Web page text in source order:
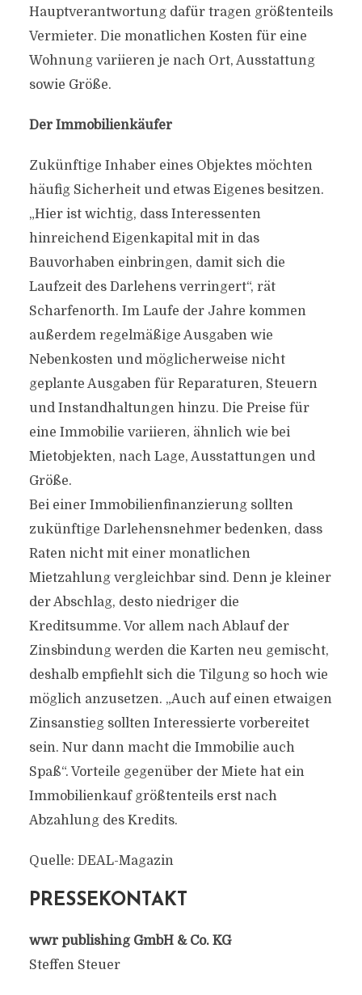
Hauptverantwortung dafür tragen größtenteils
Vermieter. Die monatlichen Kosten für eine
Wohnung variieren je nach Ort, Ausstattung
sowie Größe.
Der Immobilienkäufer
Zukünftige Inhaber eines Objektes möchten
häufig Sicherheit und etwas Eigenes besitzen.
„Hier ist wichtig, dass Interessenten
hinreichend Eigenkapital mit in das
Bauvorhaben einbringen, damit sich die
Laufzeit des Darlehens verringert“, rät
Scharfenorth. Im Laufe der Jahre kommen
außerdem regelmäßige Ausgaben wie
Nebenkosten und möglicherweise nicht
geplante Ausgaben für Reparaturen, Steuern
und Instandhaltungen hinzu. Die Preise für
eine Immobilie variieren, ähnlich wie bei
Mietobjekten, nach Lage, Ausstattungen und
Größe.
Bei einer Immobilienfinanzierung sollten
zukünftige Darlehensnehmer bedenken, dass
Raten nicht mit einer monatlichen
Mietzahlung vergleichbar sind. Denn je kleiner
der Abschlag, desto niedriger die
Kreditsumme. Vor allem nach Ablauf der
Zinsbindung werden die Karten neu gemischt,
deshalb empfiehlt sich die Tilgung so hoch wie
möglich anzusetzen. „Auch auf einen etwaigen
Zinsanstieg sollten Interessierte vorbereitet
sein. Nur dann macht die Immobilie auch
Spaß“. Vorteile gegenüber der Miete hat ein
Immobilienkauf größtenteils erst nach
Abzahlung des Kredits.
Quelle: DEAL-Magazin
PRESSEKONTAKT
wwr publishing GmbH & Co. KG
Steffen Steuer